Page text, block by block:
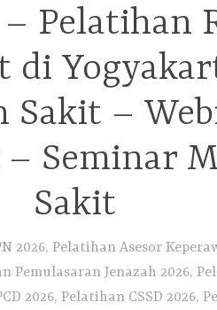
Pelatihan
di
–
Seminar
Sakit
2026, Pelatihan Asesor
Pemulasaran Jenazah 2026,
2026, Pelatihan CSSD 2026,